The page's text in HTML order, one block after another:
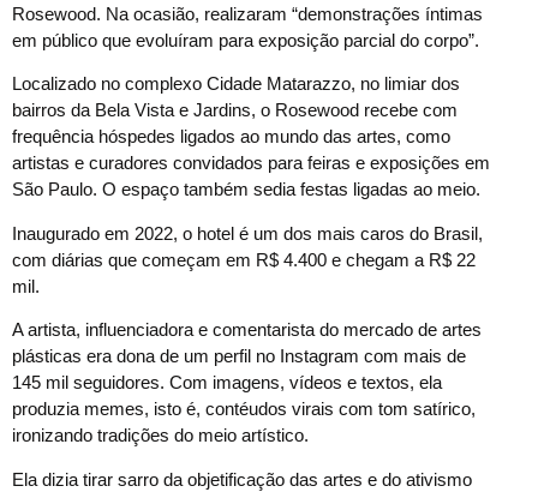
Rosewood. Na ocasião, realizaram “demonstrações íntimas
em público que evoluíram para exposição parcial do corpo”.
Localizado no complexo Cidade Matarazzo, no limiar dos
bairros da Bela Vista e Jardins, o Rosewood recebe com
frequência hóspedes ligados ao mundo das artes, como
artistas e curadores convidados para feiras e exposições em
São Paulo. O espaço também sedia festas ligadas ao meio.
Inaugurado em 2022, o hotel é um dos mais caros do Brasil,
com diárias que começam em R$ 4.400 e chegam a R$ 22
mil.
A artista, influenciadora e comentarista do mercado de artes
plásticas era dona de um perfil no Instagram com mais de
145 mil seguidores. Com imagens, vídeos e textos, ela
produzia memes, isto é, contéudos virais com tom satírico,
ironizando tradições do meio artístico.
Ela dizia tirar sarro da objetificação das artes e do ativismo